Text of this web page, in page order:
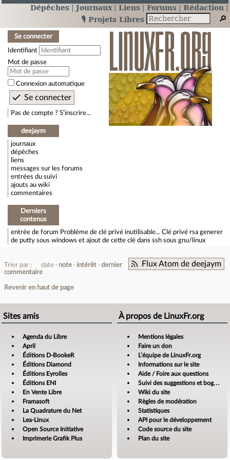
Dépêches Journaux Liens Forums
Rédaction
🎙️ Projets Libres
Se connecter
Identifiant
Mot de passe
Connexion automatique
Pas de compte ? S’inscrire…
deejaym
journaux
dépêches
liens
messages sur les forums
entrées du suivi
ajouts au wiki
commentaires
Derniers
contenus
entrée de forum Problème de clé privé inutilisable... Clé privé rsa generer
de putty sous windows et ajout de cette clé dans ssh sous gnu/linux
Flux Atom de deejaym
Trier par : date note intérêt
dernier
commentaire
Revenir en haut de page
Sites amis
Agenda du Libre
April
Éditions D-BookeR
Éditions Diamond
Éditions Eyrolles
Éditions ENI
En Vente Libre
Framasoft
La Quadrature du Net
Lea-Linux
Open Source Initiative
Imprimerie Grafik Plus
À propos de LinuxFr.org
Mentions légales
Faire un don
L’équipe de LinuxFr.org
Informations sur le site
Aide / Foire aux questions
Suivi des suggestions et bogues
Wiki du site
Règles de modération
Statistiques
API pour le développement
Code source du site
Plan du site